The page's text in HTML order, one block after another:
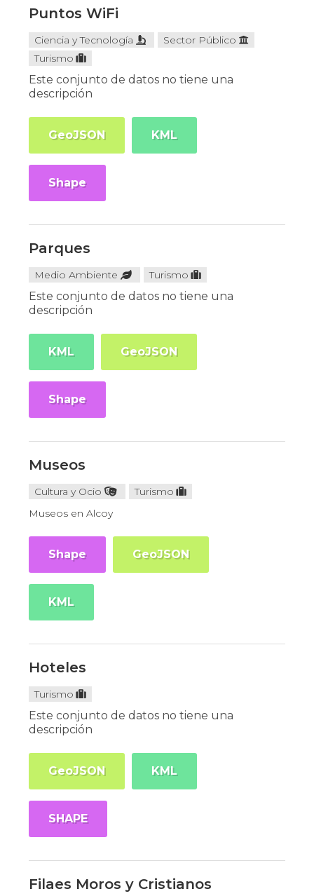
Puntos WiFi
Ciencia y Tecnología
Sector Público
Turismo
Este conjunto de datos no tiene una
descripción
GeoJSON KML
Shape
Parques
Medio Ambiente Turismo
Este conjunto de datos no tiene una
descripción
KML GeoJSON
Shape
Museos
Cultura y Ocio
Turismo
Museos en Alcoy
Shape GeoJSON
KML
Hoteles
Turismo
Este conjunto de datos no tiene una
descripción
GeoJSON KML
SHAPE
Filaes Moros y Cristianos